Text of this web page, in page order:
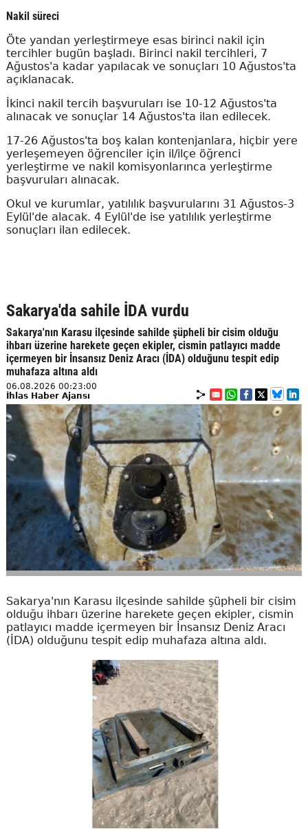
Nakil süreci
Öte yandan yerleştirmeye esas birinci nakil için
tercihler bugün başladı. Birinci nakil tercihleri, 7
Ağustos'a kadar yapılacak ve sonuçları 10 Ağustos'ta
açıklanacak.
İkinci nakil tercih başvuruları ise 10-12 Ağustos'ta
alınacak ve sonuçlar 14 Ağustos'ta ilan edilecek.
17-26 Ağustos'ta boş kalan kontenjanlara, hiçbir yere
yerleşemeyen öğrenciler için il/ilçe öğrenci
yerleştirme ve nakil komisyonlarınca yerleştirme
başvuruları alınacak.
Okul ve kurumlar, yatılılık başvurularını 31 Ağustos-3
Eylül'de alacak. 4 Eylül'de ise yatılılık yerleştirme
sonuçları ilan edilecek.
Sakarya'da sahile İDA vurdu
Sakarya'nın Karasu ilçesinde sahilde şüpheli bir cisim olduğu
ihbarı üzerine harekete geçen ekipler, cismin patlayıcı madde
içermeyen bir İnsansız Deniz Aracı (İDA) olduğunu tespit edip
muhafaza altına aldı
06.08.2026 00:23:00
İhlas Haber Ajansı
Sakarya'nın Karasu ilçesinde sahilde şüpheli bir cisim
olduğu ihbarı üzerine harekete geçen ekipler, cismin
patlayıcı madde içermeyen bir İnsansız Deniz Aracı
(İDA) olduğunu tespit edip muhafaza altına aldı.